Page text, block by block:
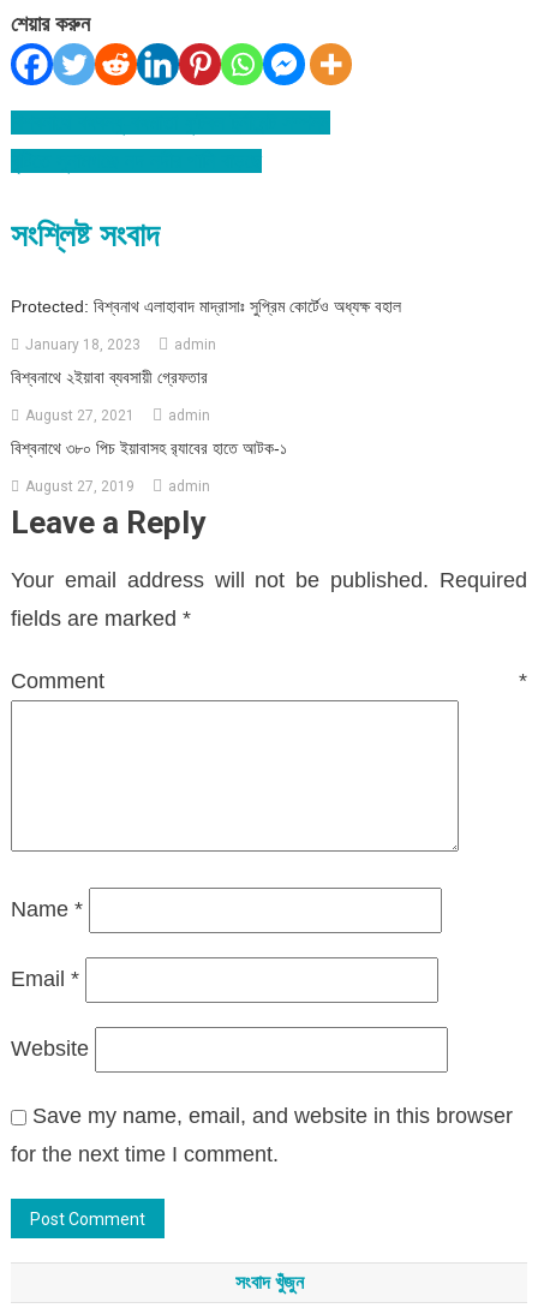
শেয়ার করুন
Post
সংশ্লিষ্ট সংবাদ
Protected: বিশ্বনাথ এলাহাবাদ মাদ্রাসাঃ সুপ্রিম কোর্টেও অধ্যক্ষ বহাল
January 18, 2023 admin
বিশ্বনাথে ২ইয়াবা ব্যবসায়ী গ্রেফতার
August 27, 2021 admin
বিশ্বনাথে ৩৮০ পিচ ইয়াবাসহ র‌্যাবের হাতে আটক-১
August 27, 2019 admin
Leave a Reply
Your email address will not be published. Required
fields are marked *
Comment*
Name *
Email *
Website
Save my name, email, and website in this browser
for the next time I comment.
সংবাদ খুঁজুন